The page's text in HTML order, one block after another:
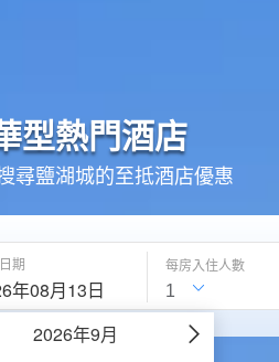
型熱門酒店
尋鹽湖城的至抵酒店優惠
期
年08月13日
2026年9月
每房入住人數